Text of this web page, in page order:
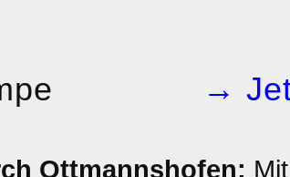
→
Ottmannshofen: